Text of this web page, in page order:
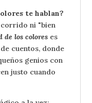
te hablan?
ni "bien
de los colores es
cuentos, donde
genios con
justo cuando